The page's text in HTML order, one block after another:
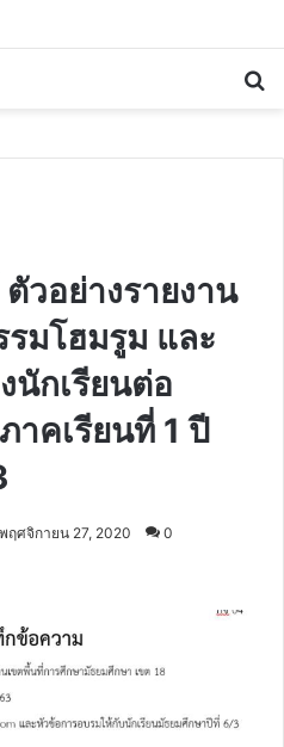
วอย่างรายงาน
มโฮมรูม และ
นักเรียนต่อ
าคเรียนที่ 1 ปี
พฤศจิกายน 27, 2020 0